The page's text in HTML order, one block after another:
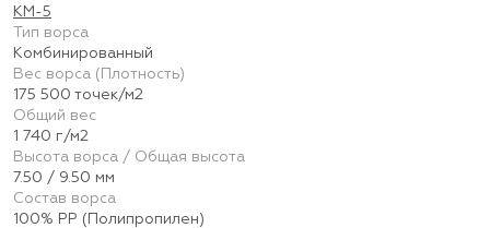
КМ-5
Тип ворса
Комбинированный
Вес ворса (Плотность)
175 500 точек/м2
Общий вес
1 740 г/м2
Высота ворса / Общая высота
7.50 / 9.50 мм
Состав ворса
100% PP (Полипропилен)